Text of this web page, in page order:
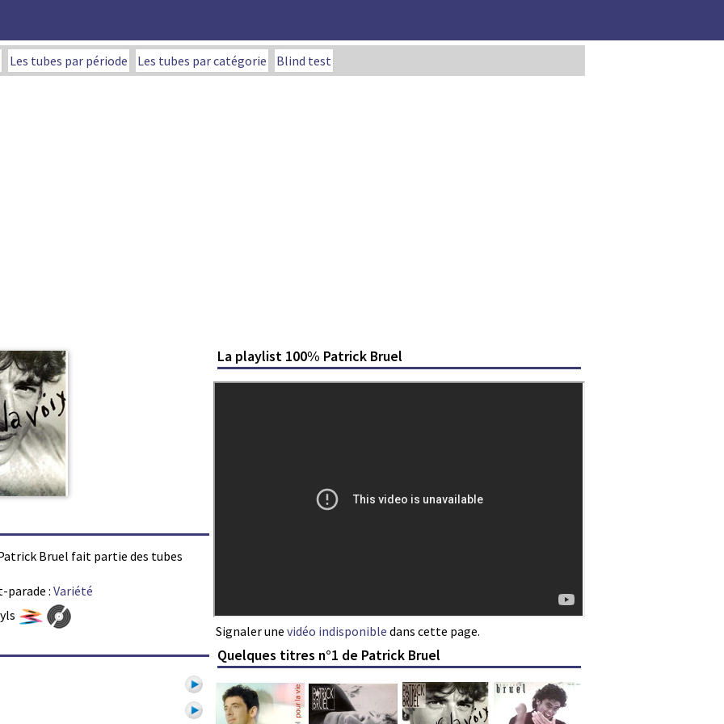
Les tubes par période Les tubes par catégorie Blind test
Bruel fait partie des tubes
parade : Variété
La playlist 100% Patrick Bruel
Signaler une vidéo indisponible dans cette page.
Quelques titres n°1 de Patrick Bruel